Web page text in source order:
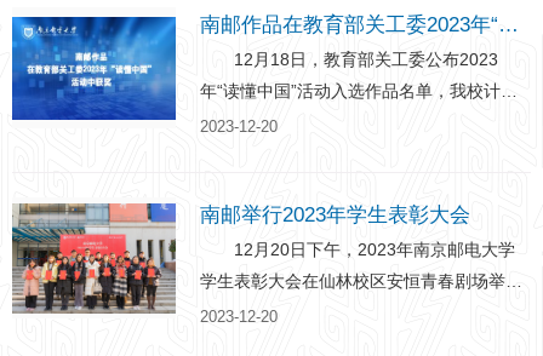
南邮作品在教育部关工委2023年“读懂中国”活动中获奖
12月18日，教育部关工委公布2023
年“读懂中国”活动入选作品名单，我校计算
机学院、软件学院、网络空间安全学院《一
育系统关工委“读懂中国”活动中，我校经济
学院《守教育报国初心，担铸魂育人使命》
获评优秀征文；通信与信息工程学院《传
承：梦想联“通”西部，数字振“信”乡村》、理
2023-12-20
南邮举行2023年学生表彰大会
12月20日下午，2023年南京邮电大学
学生表彰大会在仙林校区安恒青春剧场举
行。校党委常委、副校长姜小舜，校党委常
2023-12-20